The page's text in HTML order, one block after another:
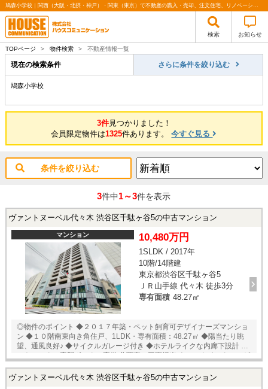
鳩森小学校｜関西（大阪・北摂・神戸）・関東（東京）で不動産の購入・売却、注文住宅、リノベーションの事なら株式会社ハウスコミュニケーション
検索 お知らせ
TOPページ > 物件検索 > 不動産情報一覧
現在の検索条件 さらに条件を絞り込む
鳩森小学校
3件見つかりました！
会員限定物件は1325件あります。今すぐ見る
条件を絞り込む
3件中1～3件を表示
ヴァントヌーベル代々木 渋谷区千駄ヶ谷5の中古マンション
マンション 10,480万円
1SLDK / 2017年
10階/14階建
東京都渋谷区千駄ヶ谷5
ＪＲ山手線 代々木 徒歩3分
専有面積 48.27㎡
◎物件のポイント ◆２０１７年築・ペット飼育可デザイナーズマンショ
ン ◆１０階南東向き角住戸、1LDK・専有面積：48.27㎡ ◆陽当たり眺
望、通風良好♪ ◆サイクルガレージ付き ◆ホテルライクな内廊下設計 ◆オ
ートロック・宅配ボックス完備 北西東の三面採光 ウォークインクローゼ
費：200円/月 □インターネット料金：2592円/月 □フレッツTV使用料：
ヴァントヌーベル代々木 渋谷区千駄ヶ谷5の中古マンション